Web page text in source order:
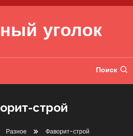
уголок
Поиск
строй
Разное Фаворит-строй